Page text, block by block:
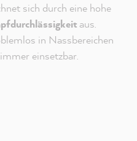
sich durch eine hohe
aus.
in Nassbereichen
einsetzbar.
vom